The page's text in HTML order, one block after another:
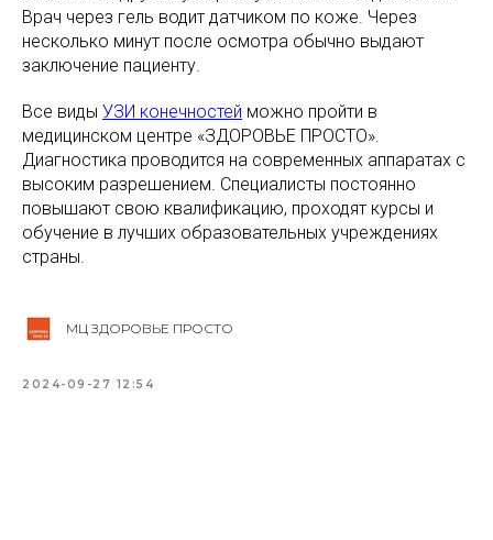
Врач через гель водит датчиком по коже. Через
несколько минут после осмотра обычно выдают
заключение пациенту.
Все виды УЗИ конечностей можно пройти в
медицинском центре «ЗДОРОВЬЕ ПРОСТО».
Диагностика проводится на современных аппаратах с
высоким разрешением. Специалисты постоянно
повышают свою квалификацию, проходят курсы и
обучение в лучших образовательных учреждениях
страны.
МЦ ЗДОРОВЬЕ ПРОСТО
2024-09-27 12:54